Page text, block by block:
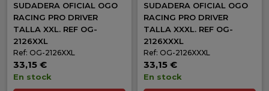
SUDADERA OFICIAL OGO
RACING PRO DRIVER
TALLA XXL. REF OG-
2126XXL
Ref: OG-2126XXL
33,15 €
En stock
SUDADERA OFICIAL OGO
RACING PRO DRIVER
TALLA XXXL. REF OG-
2126XXXL
Ref: OG-2126XXXL
33,15 €
En stock